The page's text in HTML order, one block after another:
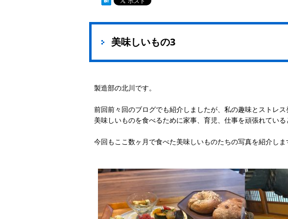
美味しいもの3
製造部の北川です。
前回前々回のブログでも紹介しましたが、私の趣味とストレス
美味しいものを食べるために家事、育児、仕事を頑張れてい
今回もここ数ヶ月で食べた美味しいものたちの写真を紹介し